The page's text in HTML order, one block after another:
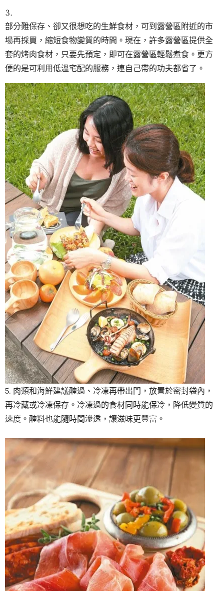
部分難保存、卻又很想吃的生鮮食材，可到露營區附近的市
場再採買，縮短食物變質的時間。現在，許多露營區提供全
套的烤肉食材，只要先預定，即可在露營區輕鬆煮食。更方
便的是可利用低溫宅配的服務，連自己帶的功夫都省了。
5. 肉類和海鮮建議醃過、冷凍再帶出門，放置於密封袋內，
再冷藏或冷凍保存。冷凍過的食材同時能保冷，降低變質的
速度。醃料也能隨時間滲透，讓滋味更豐富。